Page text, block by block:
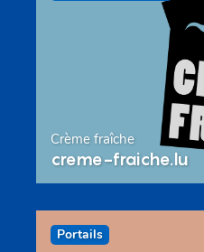
Crème fraîche
creme-fraiche.lu
Portails